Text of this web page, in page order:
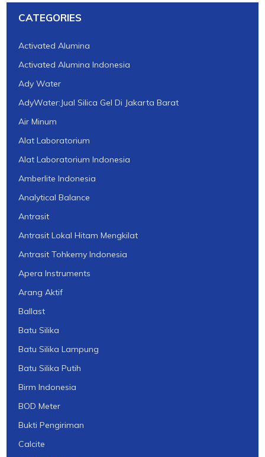
CATEGORIES
Activated Alumina
Activated Alumina Indonesia
Ady Water
AdyWater:Jual Silica Gel Di Jakarta Barat
Air Minum
Alat Laboratorium
Alat Laboratorium Indonesia
Amberlite Indonesia
Analytical Balance
Antrasit
Antrasit Lokal Hitam Mengkilat
Antrasit Tohkemy Indonesia
Apera Instruments
Arang Aktif
Ballast
Batu Silika
Batu Silika Lampung
Batu Silika Putih
Birm Indonesia
BOD Meter
Bukti Pengiriman
Calcite